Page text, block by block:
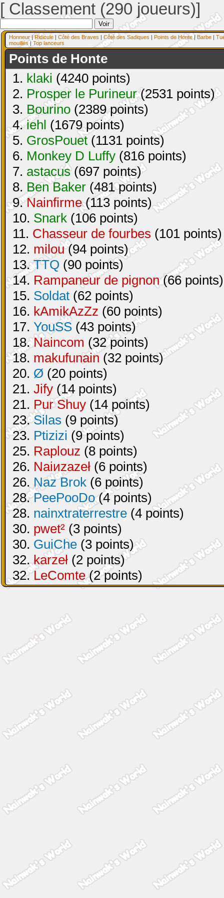
[ Classement (290 joueurs)]
Honneur|Ridicule | Côté des Braves | Côté des Sadiques | Points de Honte| Barbe |
mouillés| Top lanceurs
Points de Honte
1. klaki (4240 points)
2. Prosper le Purineur(2531 points)
3. Bourino (2389 points)
4.iehl (1679 points)
5. GrosPouet (1131 points)
6. Monkey D Luffy (816 points)
7. astacus(697 points)
8. Ben Baker (481 points)
9.Nainfirme(113 points)
10. Snark (106 points)
11. Chasseur de fourbes (101 points)
12. milou(94 points)
13.TTQ (90 points)
14. Rampaneur de pignon(66 points)
15. Soldat (62 points)
16. kAmikAzZz (60 points)
17. YouSS (43 points)
18.Naincom (32 points)
18. makufunain (32 points)
20. Ø (20 points)
21. Jify (14 points)
21. Pur Shuy (14 points)
23.Silas (9 points)
23. Ptizizi (9 points)
25. Raplouz (8 points)
26. Naiиzazeł (6 points)
26. Naz Brok (6 points)
28.PeePooDo(4 points)
28. nainxtraterrestre (4 points)
30. pwet² (3 points)
30. GuiChe (3 points)
32.karzeł (2 points)
32.LeComte(2 points)